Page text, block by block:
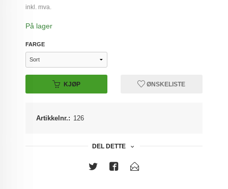
inkl. mva.
På lager
FARGE
KJØP ØNSKELISTE
Artikkelnr.: 126
DEL DETTE